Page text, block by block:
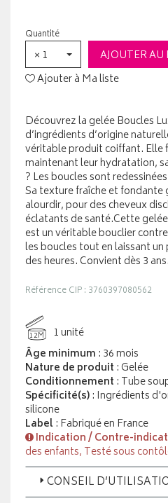
Quantité
× 1
AJOUTER
Ajouter à Ma liste
Découvrez la gelée Boucles
d’ingrédients d’origine
véritable produit coiffant. Elle
maintenant leur hydratation,
? Les boucles sont
Sa texture fraîche et fondante
alourdir, pour des cheveux
éclatants de santé.Cette
est un véritable bouclier
les boucles tout en laissant
des heures. Convient dès 3 ans.
Référence CIP : 3760397080562
12M
1 unité
Âge minimum : 36 mois
Nature de produit : Gelée
Conditionnement : Tube
Spécificité(s): Ingrédients
silicone
Label: Fabriqué en France
Indication / Contre-
des enfants, Testé sous
CONSEIL